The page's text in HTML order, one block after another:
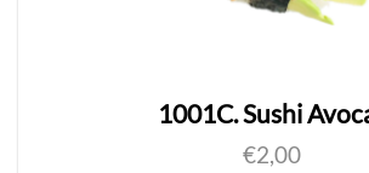
1001C. Sushi
€2,00